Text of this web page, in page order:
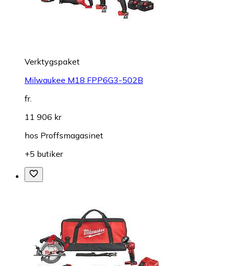
Verktygspaket
Milwaukee M18 FPP6G3-502B
fr.
11 906 kr
hos Proffsmagasinet
+5 butiker